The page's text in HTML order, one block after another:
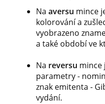
Na aversu mince
kolorování a
vyobrazeno
a také období ve
Na reversu mince
parametry -
znak emitenta -
vydání.